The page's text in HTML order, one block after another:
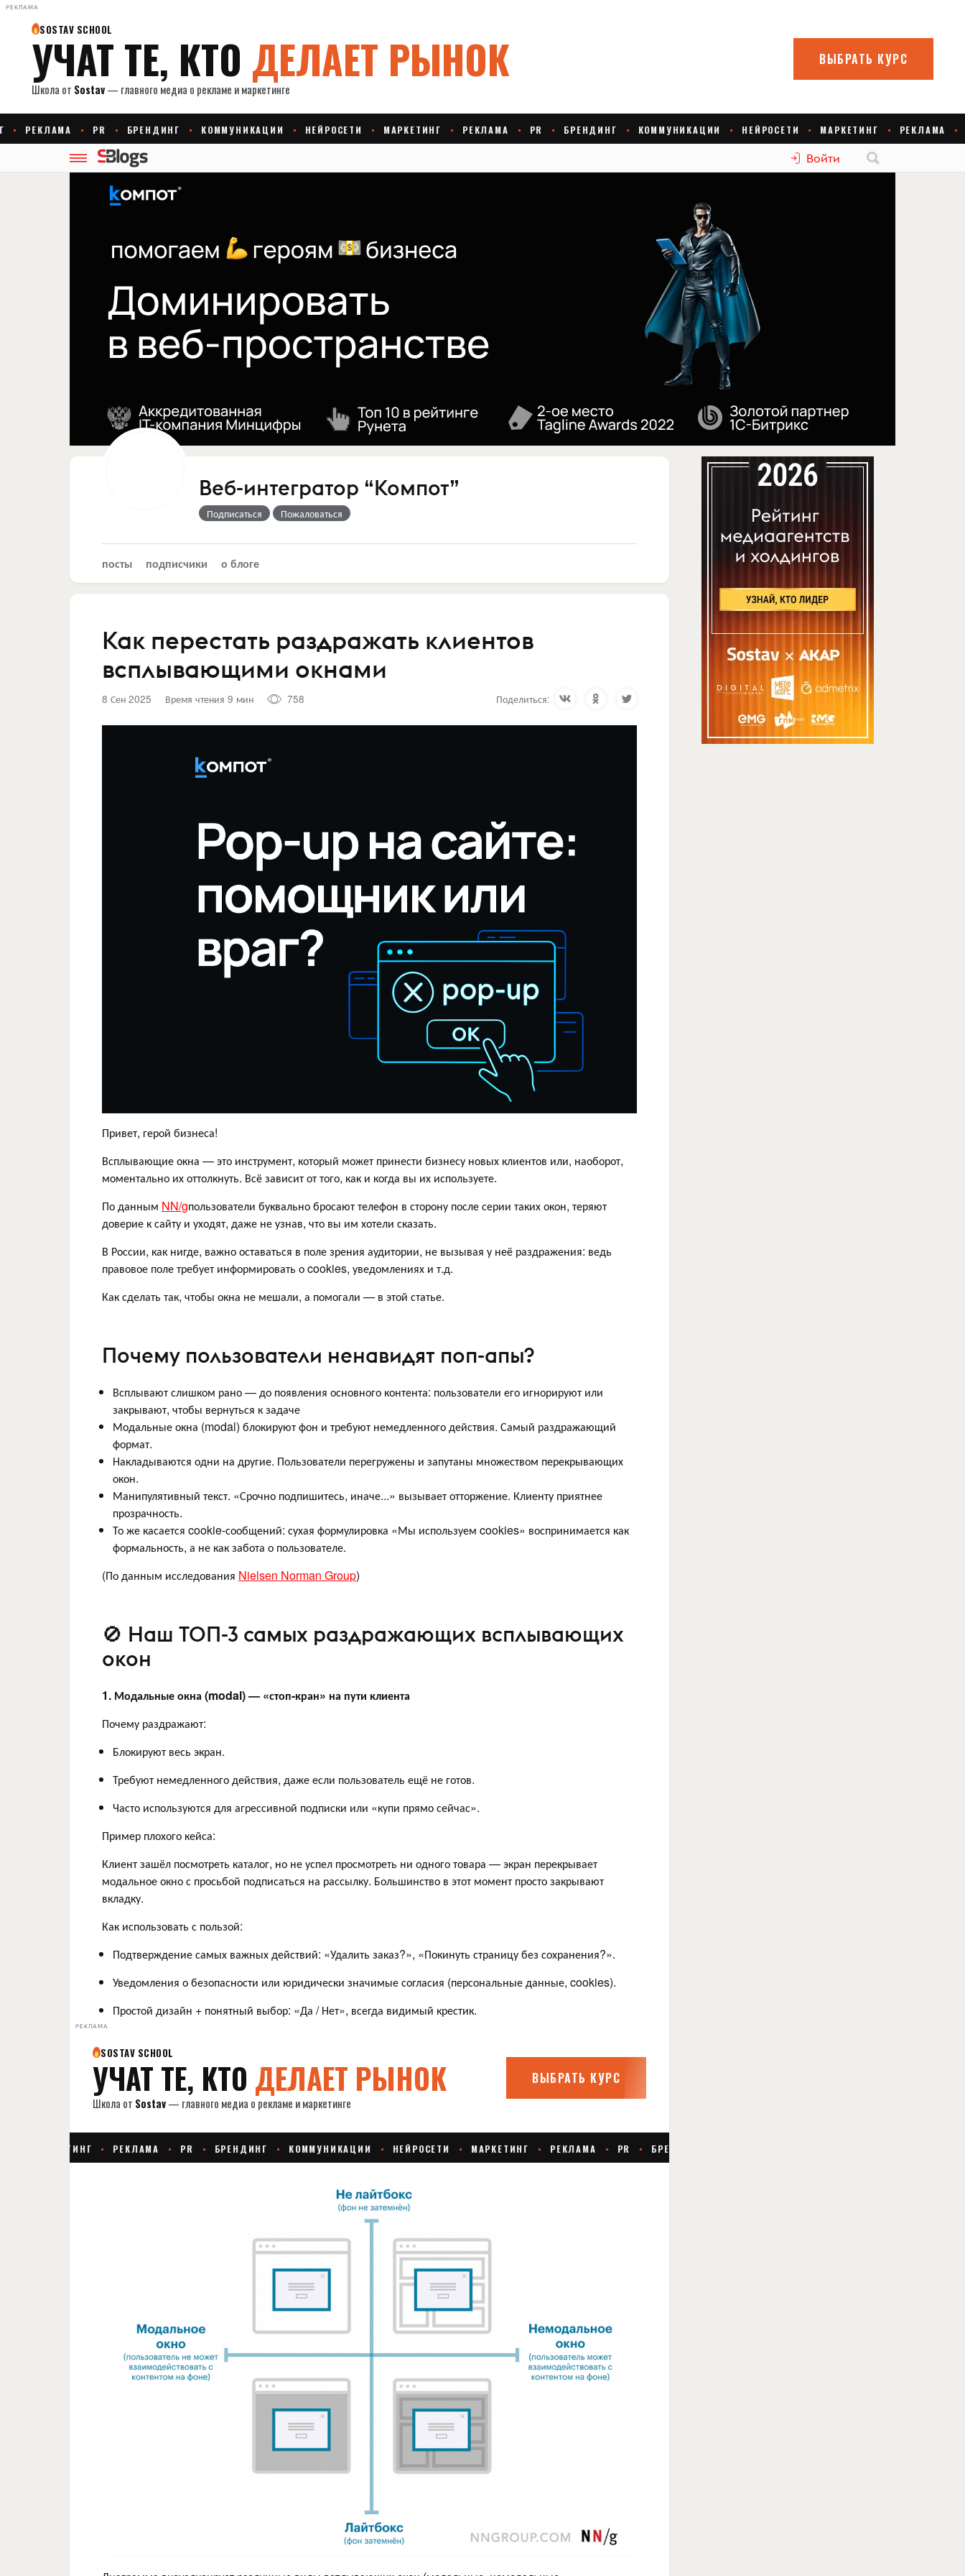
РЕКЛАМА
Войти
Веб-интегратор “Компот”
Подписаться Пожаловаться
посты подписчики о блоге
Как перестать раздражать клиентов
всплывающими окнами
8 Сен 2025 Время чтения 9 мин 758 Поделиться:
Привет, герой бизнеса!
Всплывающие окна — это инструмент, который может принести бизнесу новых клиентов или, наоборот,
моментально их оттолкнуть. Всё зависит от того, как и когда вы их используете.
По данным NN/gпользователи буквально бросают телефон в сторону после серии таких окон, теряют
доверие к сайту и уходят, даже не узнав, что вы им хотели сказать.
В России, как нигде, важно оставаться в поле зрения аудитории, не вызывая у неё раздражения: ведь
правовое поле требует информировать о cookies, уведомлениях и т.д.
Как сделать так, чтобы окна не мешали, а помогали — в этой статье.
Почему пользователи ненавидят поп-апы?
Всплывают слишком рано — до появления основного контента: пользователи его игнорируют или
закрывают, чтобы вернуться к задаче
Модальные окна (modal) блокируют фон и требуют немедленного действия. Самый раздражающий
формат.
Накладываются одни на другие. Пользователи перегружены и запутаны множеством перекрывающих
окон.
Манипулятивный текст. «Срочно подпишитесь, иначе...» вызывает отторжение. Клиенту приятнее
прозрачность.
То же касается cookie-сообщений: сухая формулировка «Мы используем cookies» воспринимается как
формальность, а не как забота о пользователе.
(По данным исследования Nielsen Norman Group)
🚫 Наш ТОП-3 самых раздражающих всплывающих
окон
1. Модальные окна (modal) — «стоп-кран» на пути клиента
Почему раздражают:
Блокируют весь экран.
Требуют немедленного действия, даже если пользователь ещё не готов.
Часто используются для агрессивной подписки или «купи прямо сейчас».
Пример плохого кейса:
Клиент зашёл посмотреть каталог, но не успел просмотреть ни одного товара — экран перекрывает
модальное окно с просьбой подписаться на рассылку. Большинство в этот момент просто закрывают
вкладку.
Как использовать с пользой:
Подтверждение самых важных действий: «Удалить заказ?», «Покинуть страницу без сохранения?».
Уведомления о безопасности или юридически значимые согласия (персональные данные, cookies).
Простой дизайн + понятный выбор: «Да / Нет», всегда видимый крестик.
РЕКЛАМА